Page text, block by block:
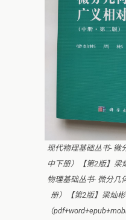
现代物理基础丛书- 微
中下册）【第2版】梁
物理基础丛书- 微分几
册）【第2版】梁灿
（